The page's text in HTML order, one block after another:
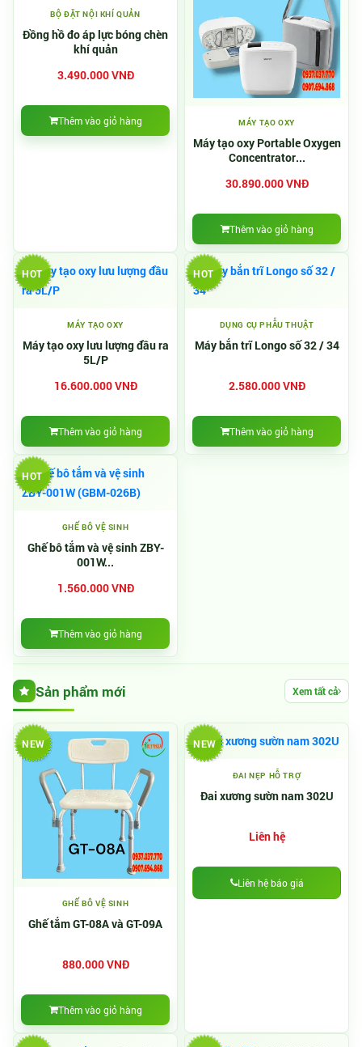
BỘ ĐẶT NỘI KHÍ QUẢN
Đồng hồ đo áp lực bóng chèn
khí quản
3.490.000 VNĐ
Thêm vào giỏ hàng MÁY TẠO OXY
Máy tạo oxy Portable Oxygen
Concentrator...
30.890.000 VNĐ
Thêm vào giỏ hàng
HOT
MÁY TẠO OXY
Máy tạo oxy lưu lượng đầu ra
5L/P
16.600.000 VNĐ
Thêm vào giỏ hàng
HOT
DỤNG CỤ PHẪU THUẬT
Máy bắn trĩ Longo số 32 / 34
2.580.000 VNĐ
Thêm vào giỏ hàng
HOT
GHẾ BÔ VỆ SINH
Ghế bô tắm và vệ sinh ZBY-
001W...
1.560.000 VNĐ
Thêm vào giỏ hàng
Sản phẩm mới Xem tất cả
NEW
GHẾ BÔ VỆ SINH
Ghế tắm GT-08A và GT-09A
880.000 VNĐ
Thêm vào giỏ hàng
NEW
ĐAI NẸP HỖ TRỢ
Đai xương sườn nam 302U
Liên hệ
Liên hệ báo giá